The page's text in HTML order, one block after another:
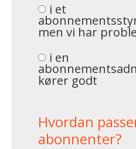
i et
men vi har
i en
kører godt
Hvordan
abonnenter?